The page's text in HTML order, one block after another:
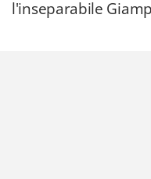
l'inseparabile